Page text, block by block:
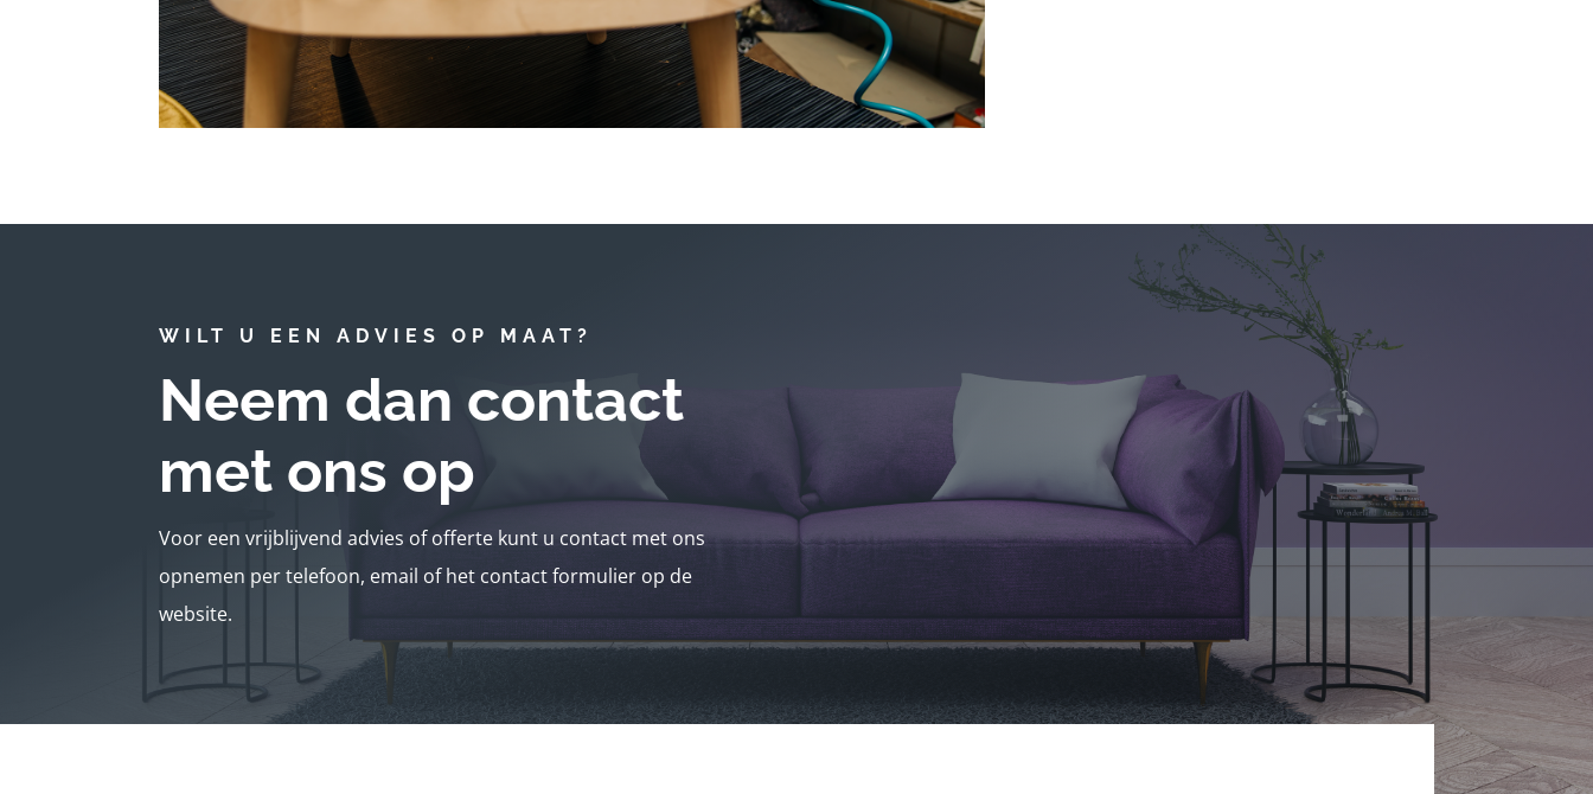
WILT U EEN ADVIES OP MAAT?
Neem dan contact
met ons op
Voor een vrijblijvend advies of offerte kunt u contact met ons
opnemen per telefoon, email of het contact formulier op de
website.